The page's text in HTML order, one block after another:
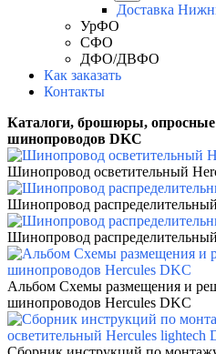
Доставка
УрФО
СФО
ДФО/ДВФО
Как заказать
Контакты
Каталоги, брошюры,
шинопроводов DKC
Шинопровод осветительный
Шинопровод
Шинопровод
Альбом Схемы размещения и
шинопроводов Hercules DKC